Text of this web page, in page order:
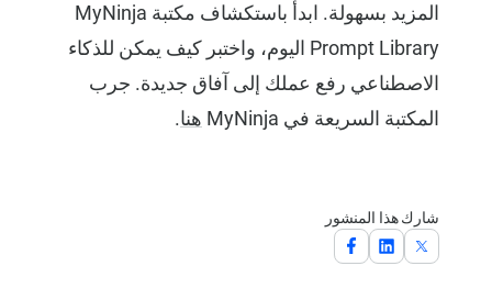
المزيد بسهولة. ابدأ باستكشاف مكتبة MyNinja
Prompt Library اليوم، واختبر كيف يمكن للذكاء
الاصطناعي رفع عملك إلى آفاق جديدة. جرب
المكتبة السريعة في MyNinja
هنا.
شارك هذا المنشور